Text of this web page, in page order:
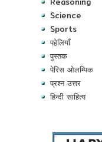
Science
Sports
पहेलियाँ
पुस्तक
पेरिस ओलम्पिक
प्रश्न उत्तर
हिन्दी साहित्य